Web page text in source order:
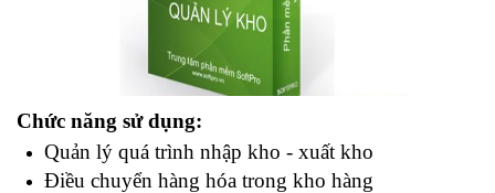
Chức năng sử dụng:
Quản lý quá trình nhập kho - xuất kho
Điều chuyển hàng hóa trong kho hàng